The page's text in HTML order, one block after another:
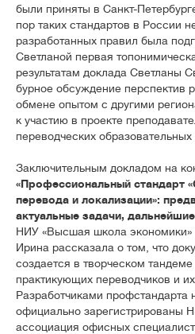
были приняты в Санкт-
пор таких стандартов в России
разработанных правил была
Светланой первая
результатам доклада Светланы
бурное обсуждение перспектив
обмене опытом с другими
к участию в проекте
переводческих образовательных
Заключительным докладом на
«Профессиональный стандарт
перевода и локализации»:
актуальные задачи,
НИУ «Высшая школа
Ирина рассказала о том, что
создается в творческом
практикующих переводчиков и их
Разработчиками профстандарта
официально зарегистрированы
ассоциация офисных